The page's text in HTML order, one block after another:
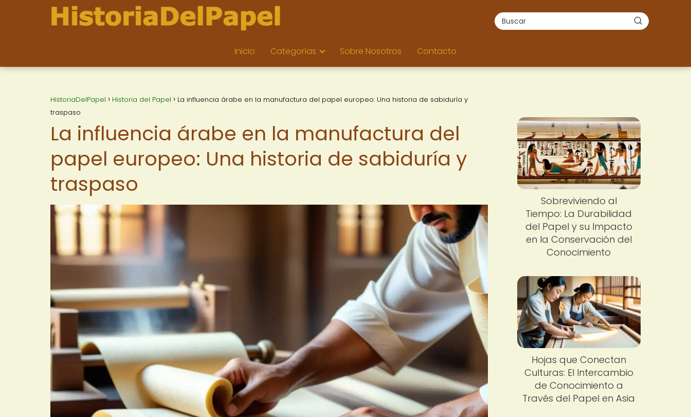
Inicio Categorías Sobre Nosotros Contacto
HistoriaDelPapel Historia del Papel
La influencia árabe en la manufactura del papel europeo: Una historia de sabiduría y
traspaso
La influencia árabe en la manufactura del
papel europeo: Una historia de sabiduría y
traspaso
Sobreviviendo al
Tiempo: La Durabilidad
del Papel y su Impacto
en la Conservación del
Conocimiento
Hojas que Conectan
Culturas: El Intercambio
de Conocimiento a
Través del Papel en Asia